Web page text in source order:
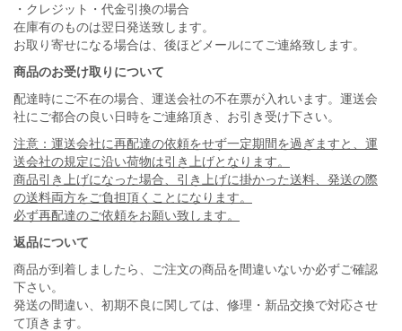
・クレジット・代金引換の場合
在庫有のものは翌日発送致します。
お取り寄せになる場合は、後ほどメールにてご連絡致します。
商品のお受け取りについて
配達時にご不在の場合、運送会社の不在票が入れいます。運送会
社にご都合の良い日時をご連絡頂き、お引き受け下さい。
注意：運送会社に再配達の依頼をせず一定期間を過ぎますと、運
送会社の規定に沿い荷物は引き上げとなります。
商品引き上げになった場合、引き上げに掛かった送料、発送の際
の送料両方をご負担頂くことになります。
必ず再配達のご依頼をお願い致します。
返品について
商品が到着しましたら、ご注文の商品を間違いないか必ずご確認
下さい。
発送の間違い、初期不良に関しては、修理・新品交換で対応させ
て頂きます。